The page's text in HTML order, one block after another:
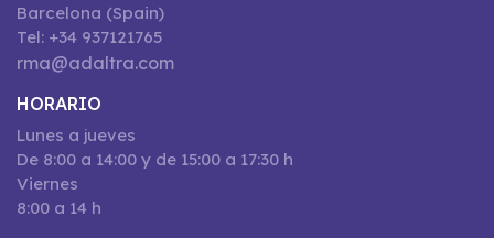
Barcelona (Spain)
Tel: +34 937121765
rma@adaltra.com
HORARIO
Lunes a jueves
De 8:00 a 14:00 y de 15:00 a 17:30 h
Viernes
8:00 a 14 h